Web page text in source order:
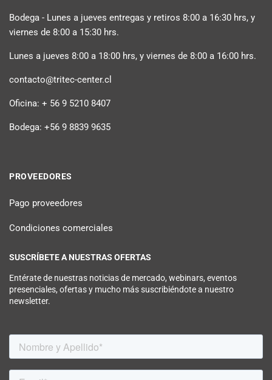
Bodega - Lunes a jueves entregas y retiros 8:00 a 16:30 hrs, y
viernes de 8:00 a 15:30 hrs.
Lunes a jueves 8:00 a 18:00 hrs, y viernes de 8:00 a 16:00 hrs.
contacto@tritec-center.cl
Oficina: + 56 9 5210 8407
Bodega: +56 9 8839 9635
PROVEEDORES
Pago proveedores
Condiciones comerciales
SUSCRÍBETE A NUESTRAS OFERTAS
Entérate de nuestras noticias de mercado, webinars, eventos
presenciales, ofertas y mucho más suscribiéndote a nuestro
newsletter.